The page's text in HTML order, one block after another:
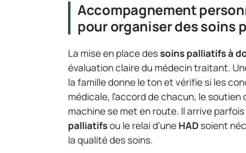
Accompagnement
pour organiser des soins
La mise en place dessoins palliatifs à
évaluation claire du médecin traitant.
la famille donne le ton et vérifie si les
médicale, l’accord de chacun, le
machine se met en route. Il arrive parfois
palliatifsou le relai d’uneHADsoient
la qualité des soins.